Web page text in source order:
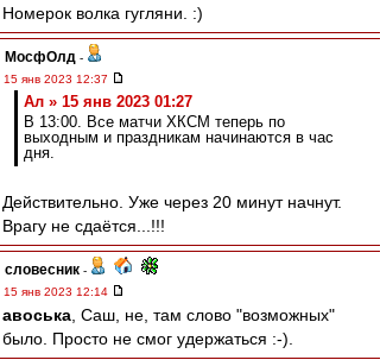
Номерок волка гугляни. :)
МосфОлд -
15 янв 2023 12:37
Ал » 15 янв 2023 01:27
В 13:00. Все матчи ХКСМ теперь по
выходным и праздникам начинаются в час
дня.
Действительно. Уже через 20 минут начнут.
Врагу не сдаётся...!!!
словесник -
15 янв 2023 12:14
авоська , Саш, не, там слово "возможных"
было. Просто не смог удержаться :-).